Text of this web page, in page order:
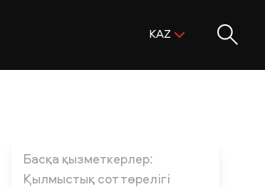
KAZ
Басқа қызметкерлер:
Қылмыстық сот төрелігі